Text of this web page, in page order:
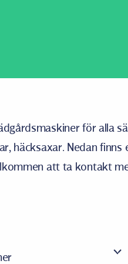
för alla
häcksaxar. Nedan
att ta kontakt